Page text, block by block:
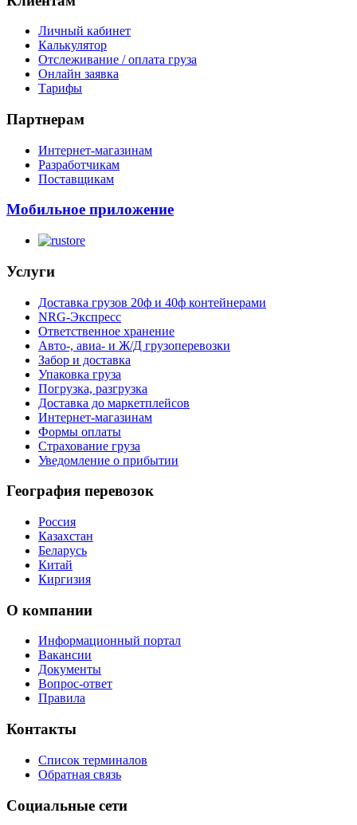
Личный кабинет
Калькулятор
Отслеживание / оплата груза
Онлайн заявка
Тарифы
Партнерам
Интернет-магазинам
Разработчикам
Поставщикам
Мобильное приложение
Услуги
Доставка грузов 20ф и 40ф контейнерами
NRG-Экспресс
Ответственное хранение
Авто-, авиа- и Ж/Д грузоперевозки
Забор и доставка
Упаковка груза
Погрузка, разгрузка
Доставка до маркетплейсов
Интернет-магазинам
Формы оплаты
Страхование груза
Уведомление о прибытии
География перевозок
Россия
Казахстан
Беларусь
Китай
Киргизия
О компании
Информационный портал
Вакансии
Документы
Вопрос-ответ
Правила
Контакты
Список терминалов
Обратная связь
Социальные сети